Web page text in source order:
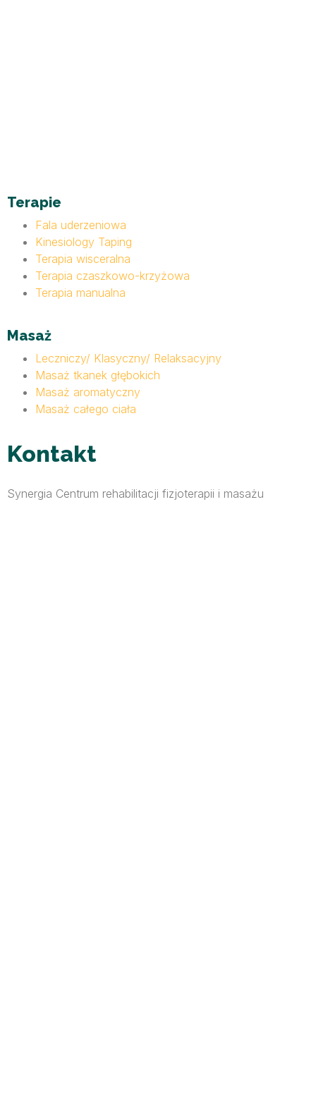
Terapie
Fala uderzeniowa
Kinesiology Taping
Terapia wisceralna
Terapia czaszkowo-krzyżowa
Terapia manualna
Masaż
Leczniczy/ Klasyczny/ Relaksacyjny
Masaż tkanek głębokich
Masaż aromatyczny
Masaż całego ciała
Kontakt
Synergia Centrum rehabilitacji fizjoterapii i masażu